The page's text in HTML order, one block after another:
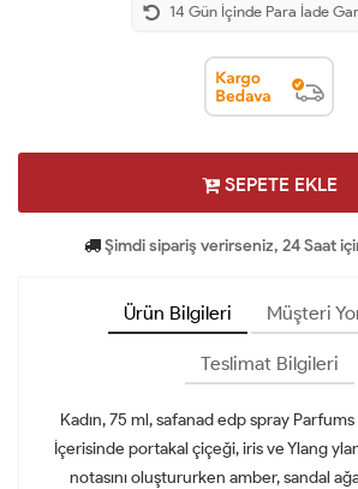
14 Gün İçinde Para İade
SEPETE EKLE
Şimdi sipariş verirseniz, 24 Saat
Ürün Bilgileri Müşteri
Teslimat Bilgileri
Kadın, 75 ml, safanad edp spray
İçerisinde portakal çiçeği, iris ve Ylang
notasını oluştururken amber, sandal